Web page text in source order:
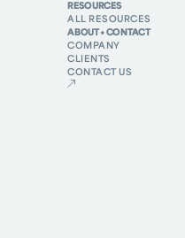
RESOURCES
ALL RESOURCES
ABOUT + CONTACT
COMPANY
CLIENTS
CONTACT US